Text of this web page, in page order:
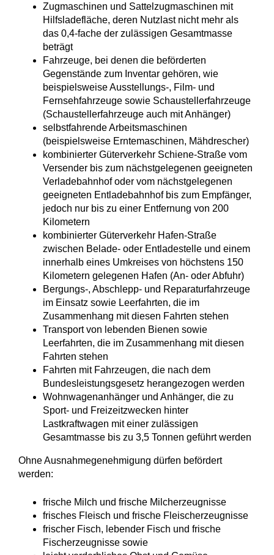
Zugmaschinen und Sattelzugmaschinen mit
Hilfsladefläche, deren Nutzlast nicht mehr als
das 0,4-fache der zulässigen Gesamtmasse
beträgt
Fahrzeuge, bei denen die beförderten
Gegenstände zum Inventar gehören, wie
beispielsweise Ausstellungs-, Film- und
Fernsehfahrzeuge sowie Schaustellerfahrzeuge
(Schaustellerfahrzeuge auch mit Anhänger)
selbstfahrende Arbeitsmaschinen
(beispielsweise Erntemaschinen, Mähdrescher)
kombinierter Güterverkehr Schiene-Straße vom
Versender bis zum nächstgelegenen geeigneten
Verladebahnhof oder vom nächstgelegenen
geeigneten Entladebahnhof bis zum Empfänger,
jedoch nur bis zu einer Entfernung von 200
Kilometern
kombinierter Güterverkehr Hafen-Straße
zwischen Belade- oder Entladestelle und einem
innerhalb eines Umkreises von höchstens 150
Kilometern gelegenen Hafen (An- oder Abfuhr)
Bergungs-, Abschlepp- und Reparaturfahrzeuge
im Einsatz sowie Leerfahrten, die im
Zusammenhang mit diesen Fahrten stehen
Transport von lebenden Bienen sowie
Leerfahrten, die im Zusammenhang mit diesen
Fahrten stehen
Fahrten mit Fahrzeugen, die nach dem
Bundesleistungsgesetz herangezogen werden
Wohnwagenanhänger und Anhänger, die zu
Sport- und Freizeitzwecken hinter
Lastkraftwagen mit einer zulässigen
Gesamtmasse bis zu 3,5 Tonnen geführt werden
Ohne Ausnahmegenehmigung dürfen befördert
werden:
frische Milch und frische Milcherzeugnisse
frisches Fleisch und frische Fleischerzeugnisse
frischer Fisch, lebender Fisch und frische
Fischerzeugnisse sowie